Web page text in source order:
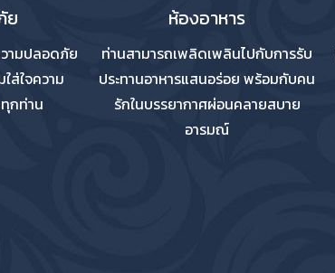
ย
วามปลอดภัย
ส่ใจความ
กท่าน
ห้องอาหาร
ท่านสามารถเพลิดเพลินไปกับการรับ
ประทานอาหารแสนอร่อย พร้อมกับคน
รักในบรรยากาศผ่อนคลายสบาย
อารมณ์